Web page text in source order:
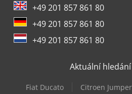
+49 201 857 861 80
+49 201 857 861 80
+49 201 857 861 80
Aktuální
Fiat Ducato Citroen Jumper